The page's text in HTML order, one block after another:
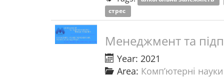
стрес
Менеджмент та
Year: 2021
Area: Комп’ютерні